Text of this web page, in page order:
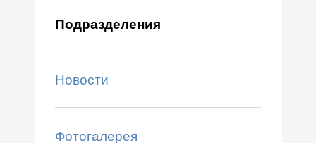
Подразделения
Новости
Фотогалерея